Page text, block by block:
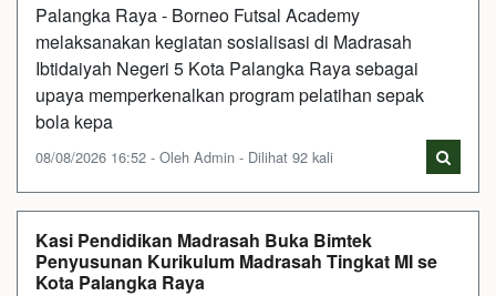
Palangka Raya - Borneo Futsal Academy
melaksanakan kegiatan sosialisasi di Madrasah
Ibtidaiyah Negeri 5 Kota Palangka Raya sebagai
upaya memperkenalkan program pelatihan sepak
bola kepa
08/08/2026 16:52 - Oleh Admin - Dilihat 92 kali
Kasi Pendidikan Madrasah Buka Bimtek
Penyusunan Kurikulum Madrasah Tingkat MI se
Kota Palangka Raya